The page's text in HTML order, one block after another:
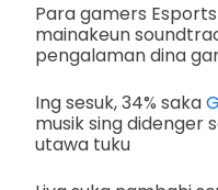
Para gamers
mainakeun
pengalaman dina
Ing sesuk, 34% saka
musik sing didenger
utawa tuku